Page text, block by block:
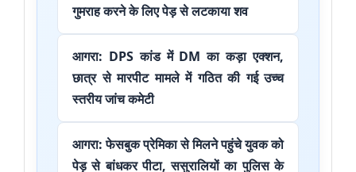
गुमराह करने के लिए पेड़ से लटकाया शव
आगरा: DPS कांड में DM का कड़ा एक्शन,
छात्र से मारपीट मामले में गठित की गई उच्च
स्तरीय जांच कमेटी
आगरा: फेसबुक प्रेमिका से मिलने पहुंचे युवक को
पेड़ से बांधकर पीटा, ससुरालियों का पुलिस के